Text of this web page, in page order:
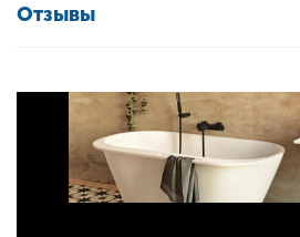
Отзывы